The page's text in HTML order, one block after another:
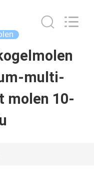
multi-
molen 10-